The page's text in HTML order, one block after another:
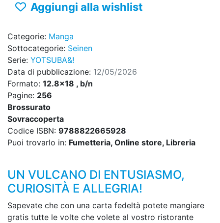
Aggiungi alla wishlist
Categorie: Manga
Sottocategorie: Seinen
Serie: YOTSUBA&!
Data di pubblicazione: 12/05/2026
Formato: 12.8x18 , b/n
Pagine: 256
Brossurato
Sovraccoperta
Codice ISBN: 9788822665928
Puoi trovarlo in: Fumetteria, Online store, Libreria
UN VULCANO DI ENTUSIASMO,
CURIOSITÀ E ALLEGRIA!
Sapevate che con una carta fedeltà potete mangiare
gratis tutte le volte che volete al vostro ristorante